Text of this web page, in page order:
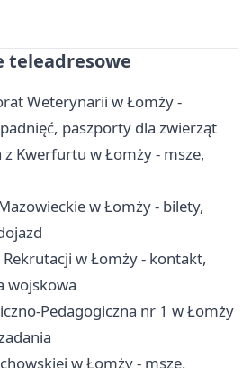
teleadresowe
Weterynarii w Łomży -
paszporty dla zwierząt
Kwerfurtu w Łomży - msze,
w Łomży - bilety,
w Łomży - kontakt,
wojskowa
Pedagogiczna nr 1 w Łomży
w Łomży - msze,